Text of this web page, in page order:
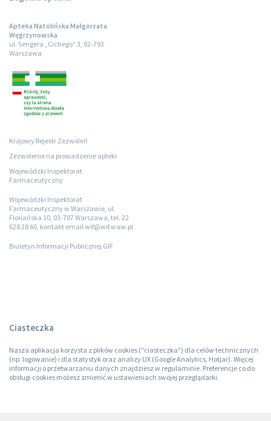
Apteka Natolińska Małgorzata
Węgrzynowska
ul. Sengera „Cichego” 3, 02-793
Warszawa
Krajowy Rejestr Zezwoleń
Zezwolenie na prowadzenie apteki
Wojewódzki Inspektorat
Farmaceutyczny
Wojewódzki Inspektorat
Farmaceutyczny w Warszawie, ul.
Floriańska 10, 03-707 Warszawa, tel. 22
628 28 60, kontakt email wif@wif.waw.pl
Biuletyn Informacji Publicznej GIF
Ciasteczka
Nasza aplikacja korzysta z plików cookies ("ciasteczka") dla celów technicznych
(np. logowanie) i dla statystyk oraz analizy UX (Google Analytics, Hotjar). Więcej
informacji o przetwarzaniu danych znajdziesz w regulaminie. Preferencje co do
obsługi cookies możesz zmienić w ustawieniach swojej przeglądarki.